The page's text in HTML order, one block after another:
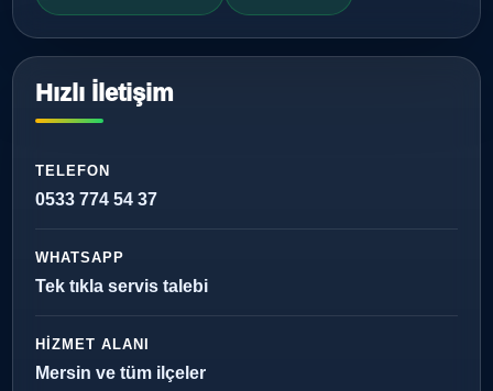
Hızlı İletişim
TELEFON
0533 774 54 37
WHATSAPP
Tek tıkla servis talebi
HIZMET ALANI
Mersin ve tüm ilçeler